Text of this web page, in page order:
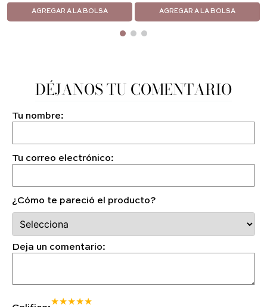
AGREGAR A LA BOLSA AGREGAR A LA BOLSA
DÉJANOS TU COMENTARIO
Tu nombre:
Tu correo electrónico:
¿Cómo te pareció el producto?
Deja un comentario:
★
★
★
★
★